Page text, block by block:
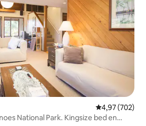
Gemiddelde
4,97 (702)
National Park. Kingsize bed en